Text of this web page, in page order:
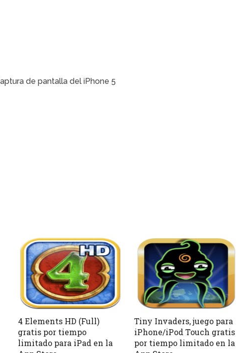
4 Elements HD (Full)
gratis por tiempo
limitado para iPad en la
Tiny Invaders, juego para
iPhone/iPod Touch gratis
por tiempo limitado en la